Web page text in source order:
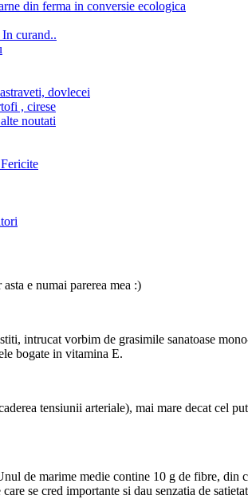
din ferma in conversie ecologica
curand..
dovlecei
, cirese
noutati
e numai parerea mea :)
intrucat vorbim de grasimile sanatoase
bogate in vitamina E.
tensiunii arteriale), mai mare decat cel
de marime medie contine 10 g de fibre, din
se cred importante si dau senzatia de